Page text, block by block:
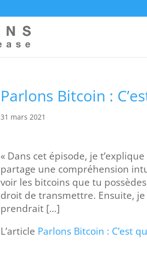
Parlons Bitcoin :
31 mars 2021
« Dans cet épisode, je
partage une compréhension
voir les bitcoins que tu
droit de transmettre. Ensuite,
prendrait […]
L’article Parlons Bitcoin : C’est